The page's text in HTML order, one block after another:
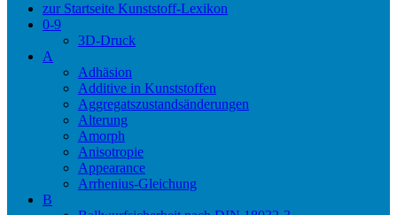
zur Startseite Kunststoff-Lexikon
0-9
3D-Druck
A
Adhäsion
Additive in Kunststoffen
Aggregatszustandsänderungen
Alterung
Amorph
Anisotropie
Appearance
Arrhenius-Gleichung
B